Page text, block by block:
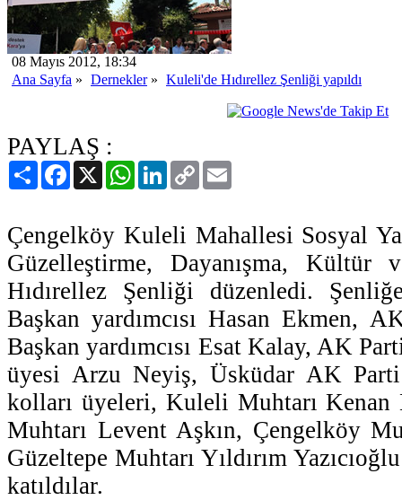
08 Mayıs 2012, 18:34
Ana Sayfa » Dernekler» Kuleli'de Hıdırellez Şenliği yapıldı
PAYLAŞ :
PaylaşFacebook
X WhatsAppLinkedIn
Copy
Link
Çengelköy Kuleli Mahallesi Sosyal
Güzelleştirme, Dayanışma, Kültür
Hıdırellez Şenliği düzenledi.
Başkan yardımcısı Hasan Ekmen,
Başkan yardımcısı Esat Kalay, AK
üyesi Arzu Neyiş, Üsküdar AK
kolları üyeleri, Kuleli Muhtarı
Muhtarı Levent Aşkın, Çengelköy
Güzeltepe Muhtarı Yıldırım
katıldılar.